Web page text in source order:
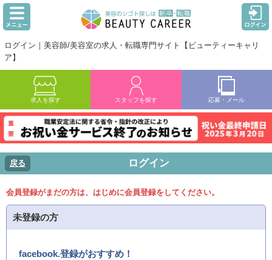
ログイン｜美容師/美容室の求人・転職専門サイト【ビューティーキャリ
ア】
求人を探す スタッフを探す 応募・メール
戻る ログイン
会員登録がまだの方は、はじめに会員登録をしてください。
未登録の方
facebook.登録がおすすめ！